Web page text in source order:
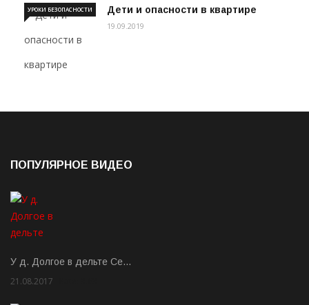
Дети и опасности в квартире
УРОКИ БЕЗОПАСНОСТИ
19.09.2019
ПОПУЛЯРНОЕ ВИДЕО
У д. Долгое в дельте Се…
21.08.2017